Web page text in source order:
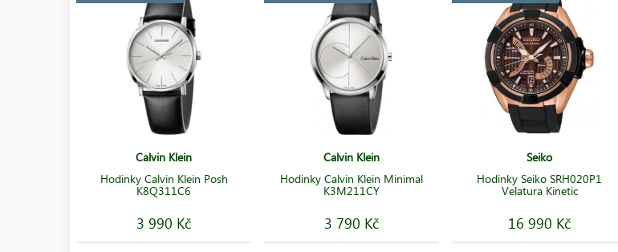
Calvin Klein
Hodinky Calvin Klein Posh
K8Q311C6
3 990 Kč
Calvin Klein
Hodinky Calvin Klein Minimal
K3M211CY
3 790 Kč
Seiko
Hodinky Seiko SRH020P1
Velatura Kinetic
16 990 Kč